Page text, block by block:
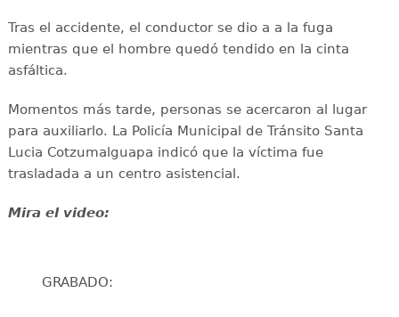
Tras el accidente, el conductor se dio a a la fuga
mientras que el hombre quedó tendido en la cinta
asfáltica.
Momentos más tarde, personas se acercaron al lugar
para auxiliarlo. La Policía Municipal de Tránsito Santa
Lucia Cotzumalguapa indicó que la víctima fue
trasladada a un centro asistencial.
Mira el video:
GRABADO: